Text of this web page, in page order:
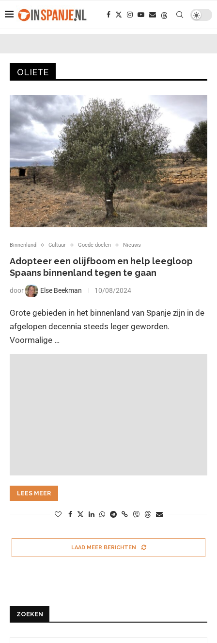
OLIETE
Binnenland Cultuur Goede doelen Nieuws
Adopteer een olijfboom en help leegloop
Spaans binnenland tegen te gaan
door Else Beekman 10/08/2024
Grote gebieden in het binnenland van Spanje zijn in de
afgelopen decennia steeds leger geworden.
Voormalige …
LEES MEER
LAAD MEER BERICHTEN
ZOEKEN